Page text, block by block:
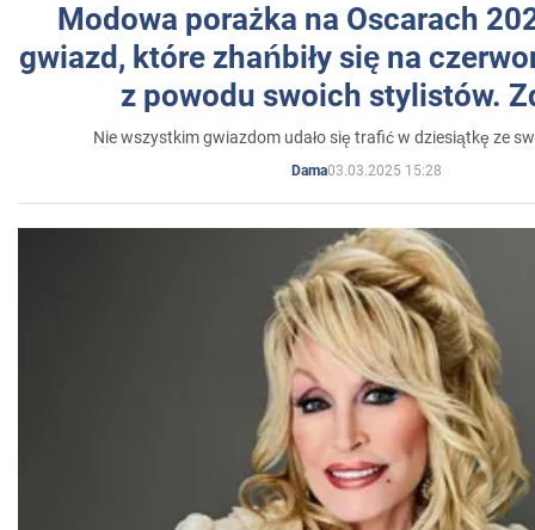
Modowa porażka na Oscarach
gwiazd, które zhańbiły się na
z powodu swoich stylistów.
Nie wszystkim gwiazdom udało się trafić w dziesiątkę ze
Dama03.03.2025 15:28